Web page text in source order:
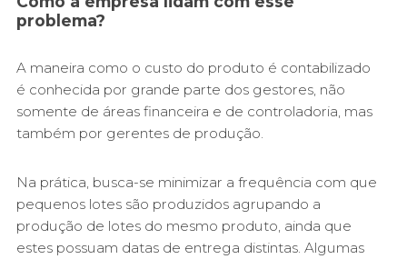
problema?
A maneira como o custo do produto é contabilizado
é conhecida por grande parte dos gestores, não
somente de áreas financeira e de controladoria, mas
também por gerentes de produção.
Na prática, busca-se minimizar a frequência com que
pequenos lotes são produzidos agrupando a
produção de lotes do mesmo produto, ainda que
estes possuam datas de entrega distintas. Algumas